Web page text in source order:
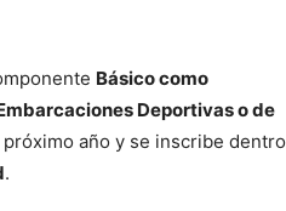
Básico como
Deportivas o de
año y se inscribe dentro
.